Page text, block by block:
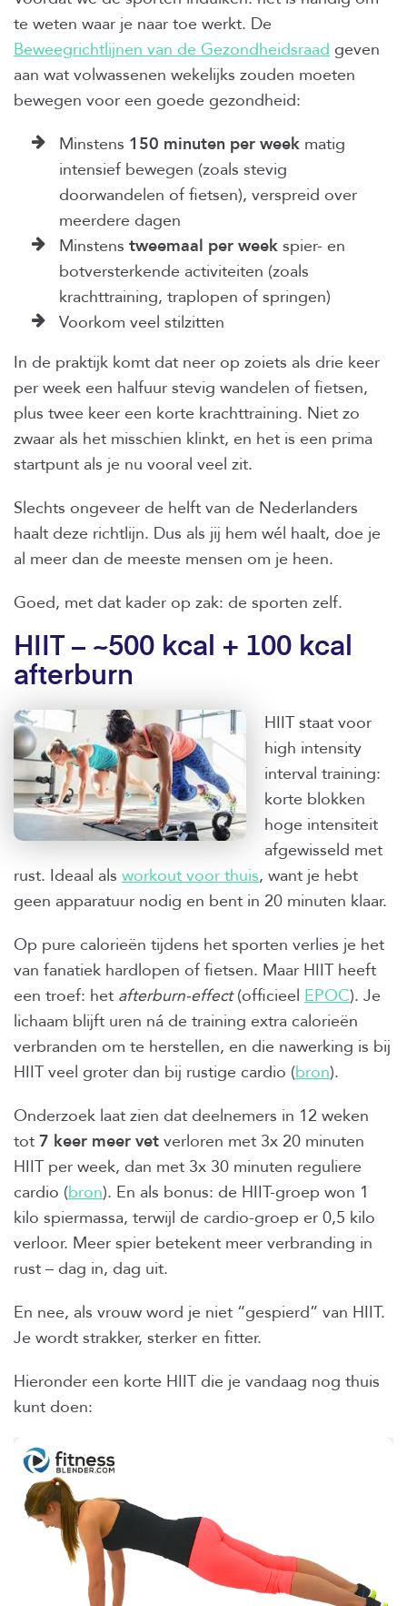
te weten waar je naar toe werkt. De
Beweegrichtlijnen van de Gezondheidsraad geven
aan wat volwassenen wekelijks zouden moeten
bewegen voor een goede gezondheid:
Minstens 150 minuten per week matig
intensief bewegen (zoals stevig
doorwandelen of fietsen), verspreid over
meerdere dagen
Minstens tweemaal per week spier- en
botversterkende activiteiten (zoals
krachttraining, traplopen of springen)
Voorkom veel stilzitten
In de praktijk komt dat neer op zoiets als drie keer
per week een halfuur stevig wandelen of fietsen,
plus twee keer een korte krachttraining. Niet zo
zwaar als het misschien klinkt, en het is een prima
startpunt als je nu vooral veel zit.
Slechts ongeveer de helft van de Nederlanders
haalt deze richtlijn. Dus als jij hem wél haalt, doe je
al meer dan de meeste mensen om je heen.
Goed, met dat kader op zak: de sporten zelf.
HIIT – ~500 kcal + 100 kcal
afterburn
HIIT staat voor
high intensity
interval training:
korte blokken
hoge intensiteit
afgewisseld met
rust. Ideaal als workout voor thuis, want je hebt
geen apparatuur nodig en bent in 20 minuten klaar.
Op pure calorieën tijdens het sporten verlies je het
van fanatiek hardlopen of fietsen. Maar HIIT heeft
een troef: het afterburn-effect(officieel EPOC). Je
lichaam blijft uren ná de training extra calorieën
verbranden om te herstellen, en die nawerking is bij
HIIT veel groter dan bij rustige cardio (bron).
Onderzoek laat zien dat deelnemers in 12 weken
tot 7 keer meer vet verloren met 3x 20 minuten
HIIT per week, dan met 3x 30 minuten reguliere
cardio (bron). En als bonus: de HIIT-groep won 1
kilo spiermassa, terwijl de cardio-groep er 0,5 kilo
verloor. Meer spier betekent meer verbranding in
rust – dag in, dag uit.
En nee, als vrouw word je niet “gespierd” van HIIT.
Je wordt strakker, sterker en fitter.
Hieronder een korte HIIT die je vandaag nog thuis
kunt doen: